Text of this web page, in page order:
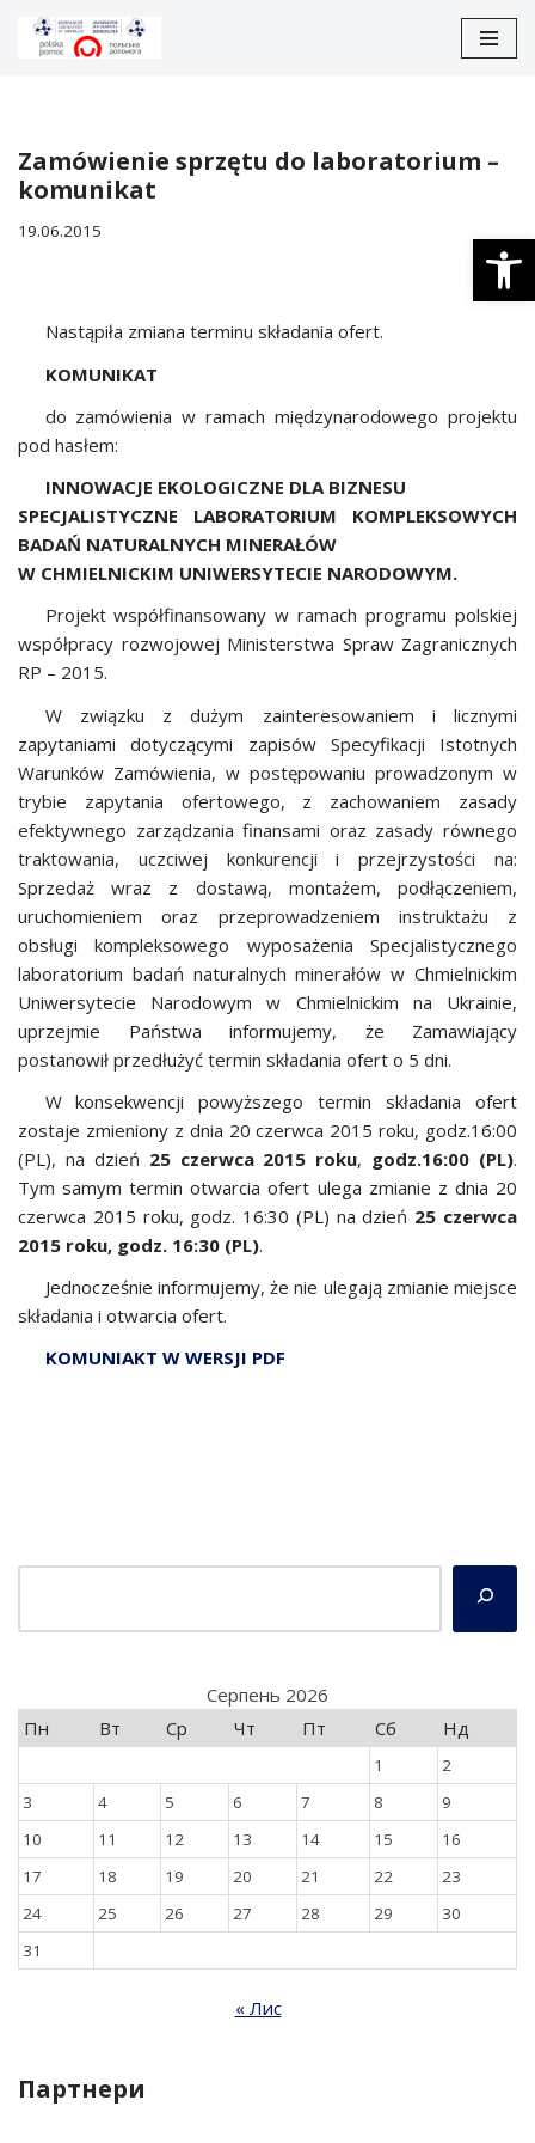
Перейти
Zamówienie sprzętu do laboratorium –
komunikat
19.06.2015
Nastąpiła zmiana terminu składania ofert.
KOMUNIKAT
do zamówienia w ramach międzynarodowego projektu
pod hasłem:
INNOWACJE EKOLOGICZNE DLA BIZNESU
SPECJALISTYCZNE LABORATORIUM KOMPLEKSOWYCH
BADAŃ NATURALNYCH MINERAŁÓW
W CHMIELNICKIM UNIWERSYTECIE NARODOWYM.
Projekt współfinansowany w ramach programu polskiej
współpracy rozwojowej Ministerstwa Spraw Zagranicznych
RP – 2015.
W związku z dużym zainteresowaniem i licznymi
zapytaniami dotyczącymi zapisów Specyfikacji Istotnych
Warunków Zamówienia, w postępowaniu prowadzonym w
trybie zapytania ofertowego, z zachowaniem zasady
efektywnego zarządzania finansami oraz zasady równego
traktowania, uczciwej konkurencji i przejrzystości na:
Sprzedaż wraz z dostawą, montażem, podłączeniem,
uruchomieniem oraz przeprowadzeniem instruktażu z
obsługi kompleksowego wyposażenia Specjalistycznego
laboratorium badań naturalnych minerałów w Chmielnickim
Uniwersytecie Narodowym w Chmielnickim na Ukrainie,
uprzejmie Państwa informujemy, że Zamawiający
postanowił przedłużyć termin składania ofert o 5 dni.
W konsekwencji powyższego termin składania ofert
zostaje zmieniony z dnia 20 czerwca 2015 roku, godz.16:00
(PL), na dzień 25 czerwca 2015 roku, godz.16:00 (PL).
Tym samym termin otwarcia ofert ulega zmianie z dnia 20
czerwca 2015 roku, godz. 16:30 (PL) na dzień 25 czerwca
2015 roku, godz. 16:30 (PL).
Jednocześnie informujemy, że nie ulegają zmianie miejsce
składania i otwarcia ofert.
KOMUNIAKT W WERSJI PDF
Серпень 2026
Пн
Вт Ср Чт Пт Сб Нд
1
2
3
4 5 6 7 8
9
10
11 12 13 14 15
16
17
18 19 20 21 22
23
24
25 26 27 28 29
30
31
« Лис
Партнери